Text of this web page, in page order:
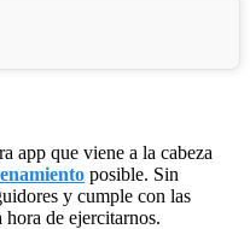
app que viene a la cabeza
miento posible. Sin
y cumple con las
de ejercitarnos.